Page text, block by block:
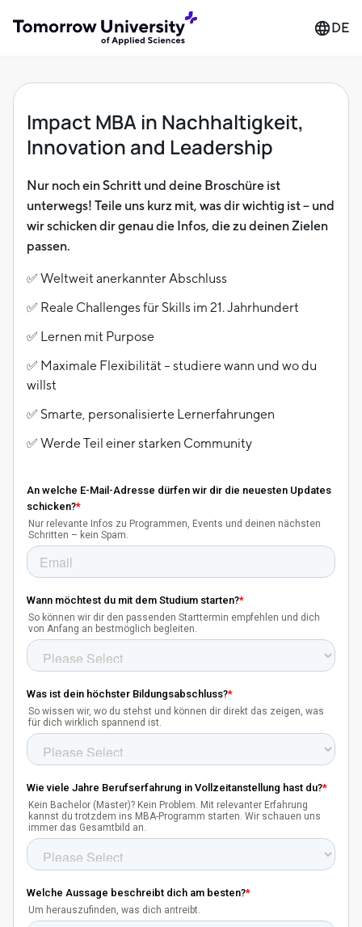
DE
Impact MBA in Nachhaltigkeit,
Innovation and Leadership
Nur noch ein Schritt und deine Broschüre ist
unterwegs! Teile uns kurz mit, was dir wichtig ist – und
wir schicken dir genau die Infos, die zu deinen Zielen
passen.
✅ Weltweit anerkannter Abschluss
✅ Reale Challenges für Skills im 21. Jahrhundert
✅ Lernen mit Purpose
✅ Maximale Flexibilität – studiere wann und wo du
willst
✅ Smarte, personalisierte Lernerfahrungen
✅ Werde Teil einer starken Community